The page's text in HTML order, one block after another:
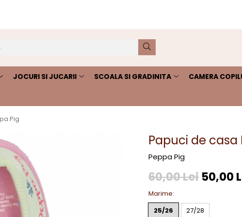
JOCURI SI JUCARII SCOALA SI GRADINITA CAMERA
Pig
Papuci de casa
Peppa Pig
60,00 Lei 50,00
Marime:
25/26
27/28